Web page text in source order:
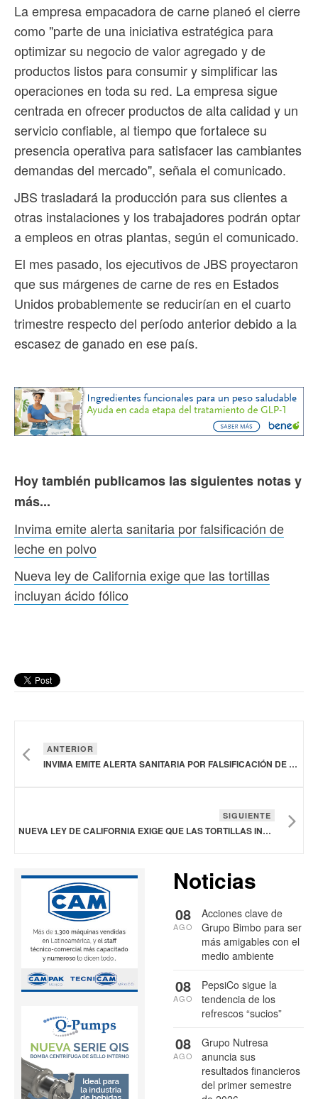
La empresa empacadora de carne planeó el cierre
como "parte de una iniciativa estratégica para
optimizar su negocio de valor agregado y de
productos listos para consumir y simplificar las
operaciones en toda su red. La empresa sigue
centrada en ofrecer productos de alta calidad y un
servicio confiable, al tiempo que fortalece su
presencia operativa para satisfacer las cambiantes
demandas del mercado", señala el comunicado.
JBS trasladará la producción para sus clientes a
otras instalaciones y los trabajadores podrán optar
a empleos en otras plantas, según el comunicado.
El mes pasado, los ejecutivos de JBS proyectaron
que sus márgenes de carne de res en Estados
Unidos probablemente se reducirían en el cuarto
trimestre respecto del período anterior debido a la
escasez de ganado en ese país.
Hoy también publicamos las siguientes notas y
más...
Invima emite alerta sanitaria por falsificación de
leche en polvo
Nueva ley de California exige que las tortillas
incluyan ácido fólico
ANTERIOR
INVIMA EMITE ALERTA SANITARIA POR FALSIFICACIÓN DE LECHE EN POLVO
SIGUIENTE
NUEVA LEY DE CALIFORNIA EXIGE QUE LAS TORTILLAS INCLUYAN ÁCIDO FÓLICO
Noticias
Acciones clave de
Grupo Bimbo para ser
más amigables con el
medio ambiente
08
AGO
PepsiCo sigue la
tendencia de los
refrescos “sucios”
08
AGO
Grupo Nutresa
anuncia sus
resultados financieros
del primer semestre
08
AGO